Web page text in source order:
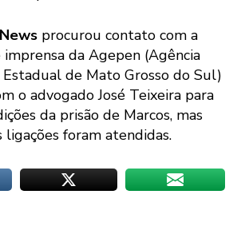
procurou contato com a
imprensa da Agepen (Agência
de Mato Grosso do Sul)
o advogado José Teixeira para
da prisão de Marcos, mas
ligações foram atendidas.